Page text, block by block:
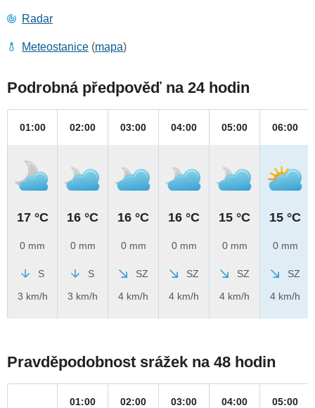
Radar
Meteostanice (mapa)
Podrobná předpověď na 24 hodin
01:00
17 °C
0 mm
S
3 km/h
02:00
16 °C
0 mm
S
3 km/h
03:00
16 °C
0 mm
SZ
4 km/h
04:00
16 °C
0 mm
SZ
4 km/h
05:00
15 °C
0 mm
SZ
4 km/h
06:00
15 °C
0 mm
SZ
4 km/h
Pravděpodobnost srážek na 48 hodin
01:00
02:00
03:00
04:00
05:00